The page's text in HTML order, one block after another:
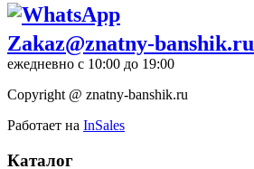
Zakaz@znatny-banshik.ru
ежедневно с 10:00 до 19:00
Copyright @ znatny-banshik.ru
Работает на InSales
Каталог